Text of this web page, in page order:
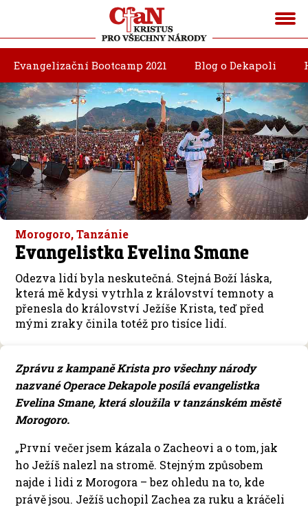
Evangelizační Bootcamp 2021 Blog o Dekapoli
Morogoro, Tanzánie
Evangelistka Evelina Smane
Odezva lidí byla neskutečná. Stejná Boží láska,
která mě kdysi vytrhla z království temnoty a
přenesla do království Ježíše Krista, teď před
mými zraky činila totéž pro tisíce lidí.
Zprávu z kampaně Krista pro všechny národy
nazvané Operace Dekapole posílá evangelistka
Evelina Smane, která sloužila v tanzánském městě
Morogoro.
„První večer jsem kázala o Zacheovi a o tom, jak
ho Ježíš nalezl na stromě. Stejným způsobem
najde i lidi z Morogora – bez ohledu na to, kde
právě jsou. Ježíš uchopil Zachea za ruku a kráčeli